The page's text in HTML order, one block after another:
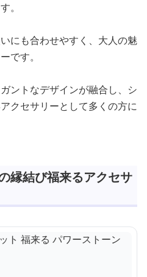
。
にも合わせやすく、大人の魅
です。
ントなデザインが融合し、シ
クセサリーとして多くの方に
縁結び福来るアクセサ